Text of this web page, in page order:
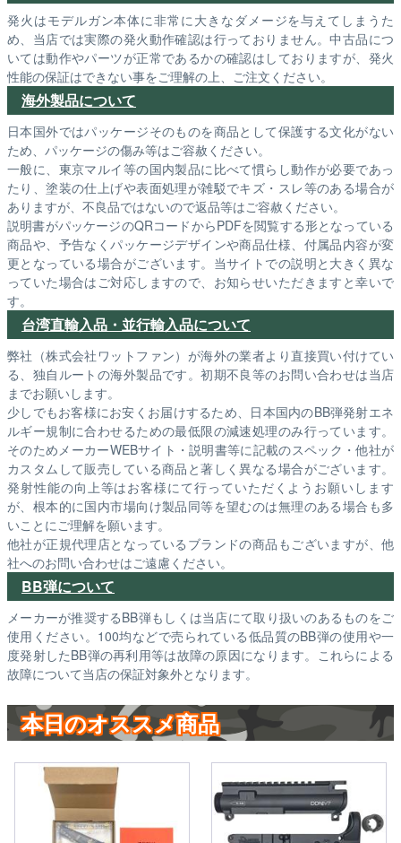
発火はモデルガン本体に非常に大きなダメージを与えてしまうた
め、当店では実際の発火動作確認は行っておりません。中古品につ
いては動作やパーツが正常であるかの確認はしておりますが、発火
性能の保証はできない事をご理解の上、ご注文ください。
海外製品について
日本国外ではパッケージそのものを商品として保護する文化がない
ため、パッケージの傷み等はご容赦ください。
一般に、東京マルイ等の国内製品に比べて慣らし動作が必要であっ
たり、塗装の仕上げや表面処理が雑駁でキズ・スレ等のある場合が
ありますが、不良品ではないので返品等はご容赦ください。
説明書がパッケージのQRコードからPDFを閲覧する形となっている
商品や、予告なくパッケージデザインや商品仕様、付属品内容が変
更となっている場合がございます。当サイトでの説明と大きく異な
っていた場合はご対応しますので、お知らせいただきますと幸いで
す。
台湾直輸入品・並行輸入品について
弊社（株式会社ワットファン）が海外の業者より直接買い付けてい
る、独自ルートの海外製品です。初期不良等のお問い合わせは当店
までお願いします。
少しでもお客様にお安くお届けするため、日本国内のBB弾発射エネ
ルギー規制に合わせるための最低限の減速処理のみ行っています。
そのためメーカーWEBサイト・説明書等に記載のスペック・他社が
カスタムして販売している商品と著しく異なる場合がございます。
発射性能の向上等はお客様にて行っていただくようお願いします
が、根本的に国内市場向け製品同等を望むのは無理のある場合も多
いことにご理解を願います。
他社が正規代理店となっているブランドの商品もございますが、他
社へのお問い合わせはご遠慮ください。
BB弾について
メーカーが推奨するBB弾もしくは当店にて取り扱いのあるものをご
使用ください。100均などで売られている低品質のBB弾の使用や一
度発射したBB弾の再利用等は故障の原因になります。これらによる
故障について当店の保証対象外となります。
本日のオススメ商品